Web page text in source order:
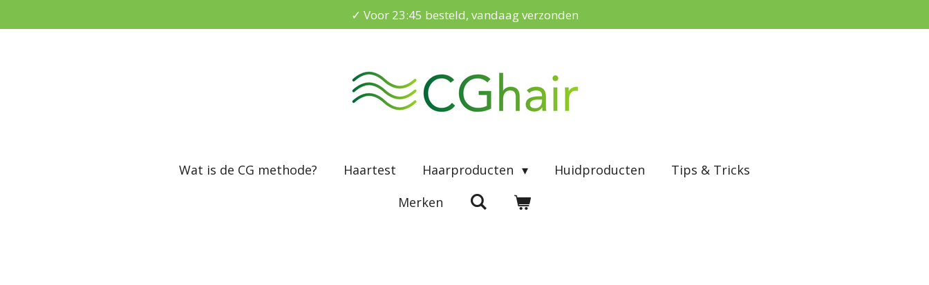
direct
✓ Voor 23:45 besteld, vandaag verzonden
Wat is de CG methode? Haartest Haarproducten Huidproducten
Tips & Tricks
Merken